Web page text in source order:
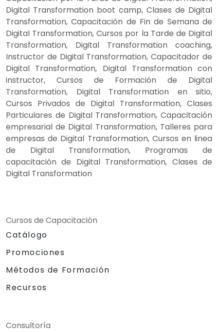
Digital Transformation boot camp, Clases de Digital
Transformation, Capacitación de Fin de Semana de
Digital Transformation, Cursos por la Tarde de Digital
Transformation, Digital Transformation coaching,
Instructor de Digital Transformation, Capacitador de
Digital Transformation, Digital Transformation con
instructor, Cursos de Formación de Digital
Transformation, Digital Transformation en sitio,
Cursos Privados de Digital Transformation, Clases
Particulares de Digital Transformation, Capacitación
empresarial de Digital Transformation, Talleres para
empresas de Digital Transformation, Cursos en linea
de Digital Transformation, Programas de
capacitación de Digital Transformation, Clases de
Digital Transformation
Cursos de Capacitación
Catálogo
Promociones
Métodos de Formación
Recursos
Consultoría